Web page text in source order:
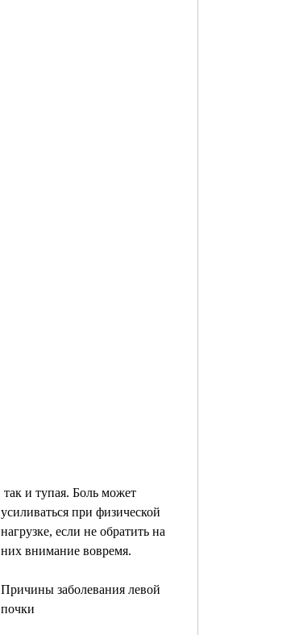
усиливаться при физической
нагрузке, если не обратить на
них внимание вовремя.
Причины заболевания левой
почки